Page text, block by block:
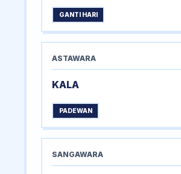
GANTI HARI
ASTAWARA
KALA
PADEWAN
SANGAWARA